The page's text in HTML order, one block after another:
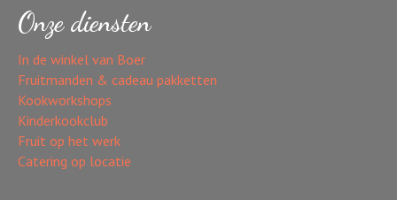
Onze diensten
In de winkel van Boer
Fruitmanden & cadeau pakketten
Kookworkshops
Kinderkookclub
Fruit op het werk
Catering op locatie